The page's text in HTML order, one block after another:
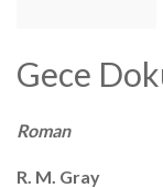
Gece
Roman
R. M. Gray